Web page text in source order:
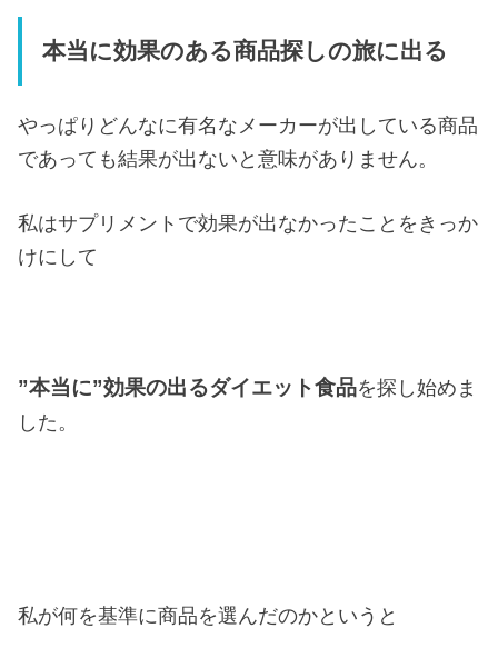
本当に効果のある商品探しの旅に出る
やっぱりどんなに有名なメーカーが出している商品
であっても結果が出ないと意味がありません。
私はサプリメントで効果が出なかったことをきっか
けにして
”本当に”効果の出るダイエット食品を探し始めま
した。
私が何を基準に商品を選んだのかというと